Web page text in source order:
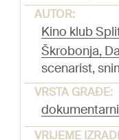
AUTOR:
Kino klub
Škrobonja,
scenarist,
VRSTA GRAĐE:
VRIJEME